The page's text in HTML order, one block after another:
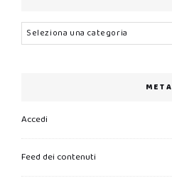
Categorie
META
Accedi
Feed dei contenuti